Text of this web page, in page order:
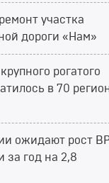
участка
дороги «Нам»
рогатого
в 70
ожидают рост
за год на 2,8